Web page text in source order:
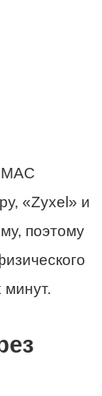
МАС
«Zyxel» и
поэтому
минут.